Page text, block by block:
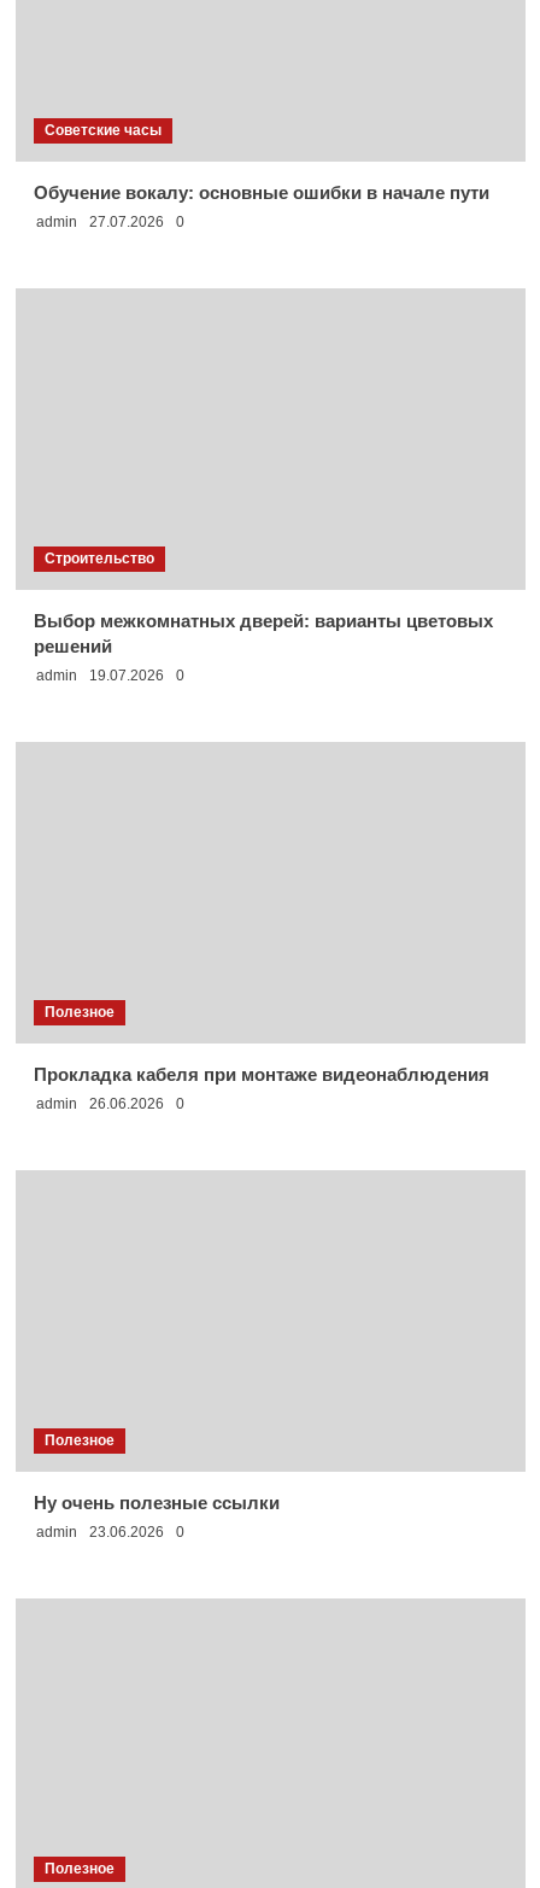
Советские часы
Обучение вокалу: основные ошибки в начале пути
admin 27.07.2026 0
Строительство
Выбор межкомнатных дверей: варианты цветовых
решений
admin 19.07.2026 0
Полезное
Прокладка кабеля при монтаже видеонаблюдения
admin 26.06.2026 0
Полезное
Ну очень полезные ссылки
admin 23.06.2026 0
Полезное